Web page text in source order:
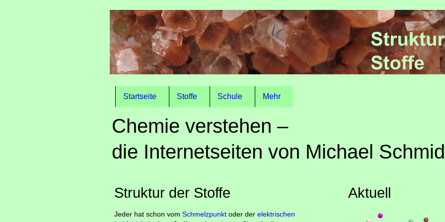
Startseite Stoffe Schule Mehr
Chemie verstehen –
die Internetseiten von Michael
Struktur der Stoffe
Jeder hat schon vomSchmelzpunkt oder derelektrischen
Aktuell